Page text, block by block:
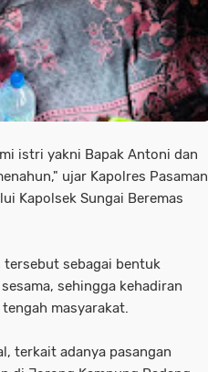
istri yakni Bapak Antoni dan
ujar Kapolres Pasaman
Kapolsek Sungai Beremas
tersebut sebagai bentuk
sehingga kehadiran
masyarakat.
terkait adanya pasangan